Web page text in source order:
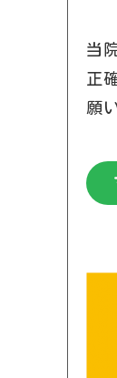
当
正
願